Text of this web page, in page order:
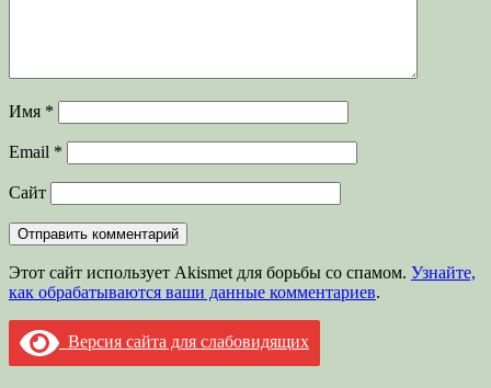
Имя *
Email *
Сайт
Этот сайт использует Akismet для борьбы со спамом. Узнайте,
как обрабатываются ваши данные комментариев.
Версия сайта для слабовидящих